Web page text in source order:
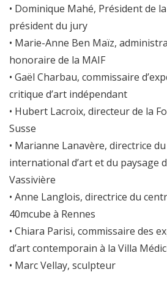
• Dominique Mahé, Président de
président du jury
• Marie-Anne Ben Maïz,
honoraire de la MAIF
• Gaël Charbau, commissaire
critique d’art indépendant
• Hubert Lacroix, directeur de la
Susse
• Marianne Lanavère, directrice
international d’art et du paysage
Vassivière
• Anne Langlois, directrice du
40mcube à Rennes
• Chiara Parisi, commissaire des
d’art contemporain à la Villa
• Marc Vellay, sculpteur